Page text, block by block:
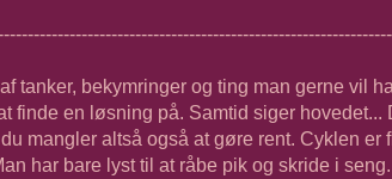
tanker, bekymringer og ting man gerne vil
finde en løsning på. Samtid siger hovedet...
mangler altså også at gøre rent. Cyklen er
har bare lyst til at råbe pik og skride i seng.